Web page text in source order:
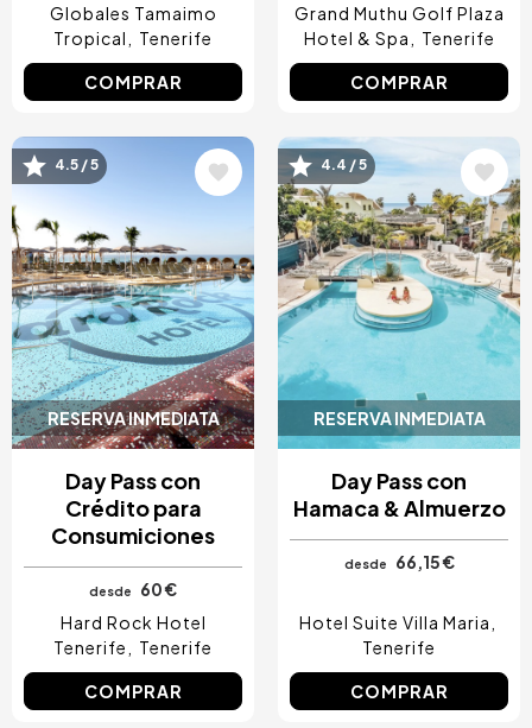
Globales Tamaimo
Tropical
Tenerife
COMPRAR
Grand Muthu Golf Plaza
Hotel & Spa
Tenerife
COMPRAR
RESERVA INMEDIATA
Image
4.5 / 5
Day Pass con
Crédito para
Consumiciones
desde
60 €
Hard Rock Hotel
Tenerife
Tenerife
COMPRAR
RESERVA INMEDIATA
Image
4.4 / 5
Day Pass con
Hamaca & Almuerzo
desde 66,15 €
Hotel Suite Villa Maria
Tenerife
COMPRAR